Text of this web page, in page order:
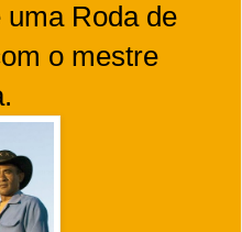
Roda de
o mestre